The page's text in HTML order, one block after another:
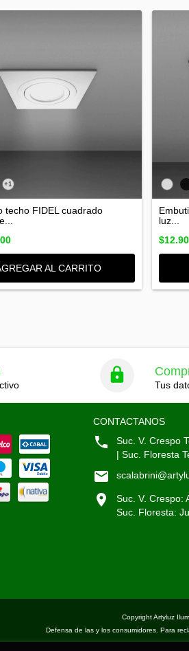
+1
techo FIDEL cuadrado
AL CARRITO
luz...
Tus
CONTACTANOS
Suc. V. Crespo
| Suc. Floresta
Suc. V. Crespo:
Suc. Floresta:
Copyright Artyluz
Defensa de las y los consumidores. Para